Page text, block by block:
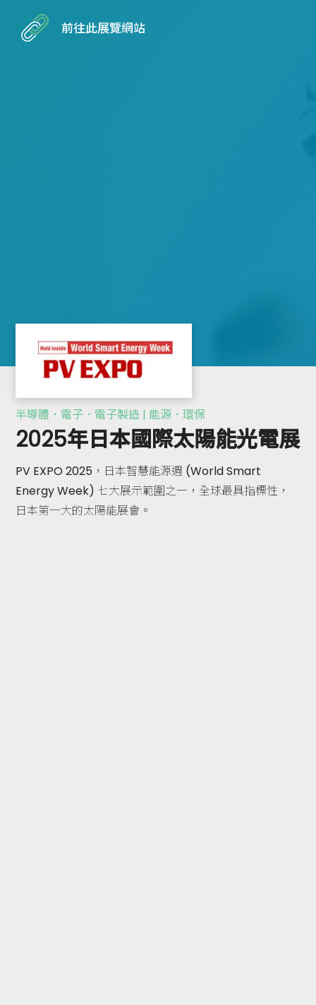
前往此展覽網站
半導體．電子．電子製造 | 能源．環保
2025年日本國際太陽能光電展
PV EXPO 2025，日本智慧能源週 (World Smart
Energy Week) 七大展示範圍之一，全球最具指標性，
日本第一大的太陽能展會。